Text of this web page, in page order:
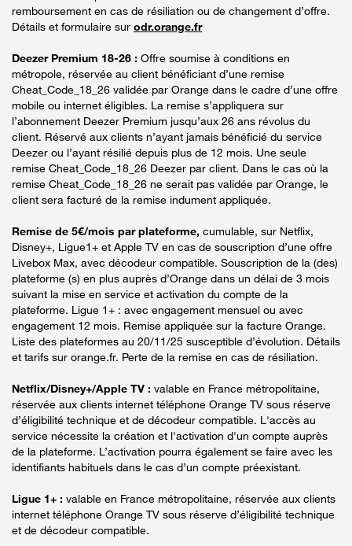
remboursement en cas de résiliation ou de changement d’offre.
Détails et formulaire sur odr.orange.fr
Deezer Premium 18-26 : Offre soumise à conditions en
métropole, réservée au client bénéficiant d’une remise
Cheat_Code_18_26 validée par Orange dans le cadre d’une offre
mobile ou internet éligibles. La remise s’appliquera sur
l’abonnement Deezer Premium jusqu’aux 26 ans révolus du
client. Réservé aux clients n’ayant jamais bénéficié du service
Deezer ou l’ayant résilié depuis plus de 12 mois. Une seule
remise Cheat_Code_18_26 Deezer par client. Dans le cas où la
remise Cheat_Code_18_26 ne serait pas validée par Orange, le
client sera facturé de la remise indument appliquée.
Remise de 5€/mois par plateforme, cumulable, sur Netflix,
Disney+, Ligue1+ et Apple TV en cas de souscription d’une offre
Livebox Max, avec décodeur compatible. Souscription de la (des)
plateforme (s) en plus auprès d’Orange dans un délai de 3 mois
suivant la mise en service et activation du compte de la
plateforme. Ligue 1+ : avec engagement mensuel ou avec
engagement 12 mois. Remise appliquée sur la facture Orange.
Liste des plateformes au 20/11/25 susceptible d’évolution. Détails
et tarifs sur orange.fr. Perte de la remise en cas de résiliation.
Netflix/Disney+/Apple TV : valable en France métropolitaine,
réservée aux clients internet téléphone Orange TV sous réserve
d’éligibilité technique et de décodeur compatible. L'accès au
service nécessite la création et l'activation d'un compte auprès
de la plateforme. L’activation pourra également se faire avec les
identifiants habituels dans le cas d’un compte préexistant.
Ligue 1+ : valable en France métropolitaine, réservée aux clients
internet téléphone Orange TV sous réserve d’éligibilité technique
et de décodeur compatible.